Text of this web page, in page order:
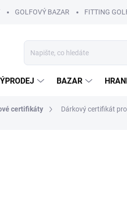
GOLFOVÝ BAZAR FITTING
BAZAR
certifikáty Dárkový certifikát